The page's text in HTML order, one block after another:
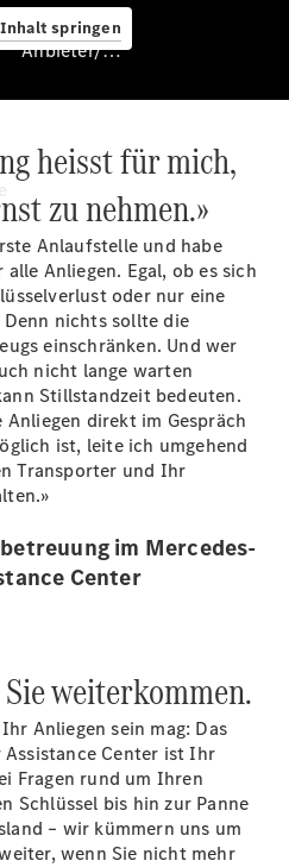
springen
Anbieter/Datenschutz
heisst für mich,
zu nehmen.»
Anlaufstelle und habe
Anliegen. Egal, ob es sich
oder nur eine
Denn nichts sollte die
einschränken. Und wer
nicht lange warten
Stillstandzeit bedeuten.
direkt im Gespräch
ist, leite ich umgehend
Transporter und Ihr
im Mercedes-
Center
weiterkommen.
Anliegen sein mag: Das
Assistance Center ist Ihr
Fragen rund um Ihren
Schlüssel bis hin zur Panne
– wir kümmern uns um
wenn Sie nicht mehr